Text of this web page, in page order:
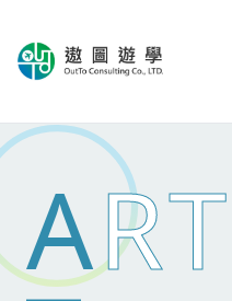
遨圖遊學OutTo Study
A